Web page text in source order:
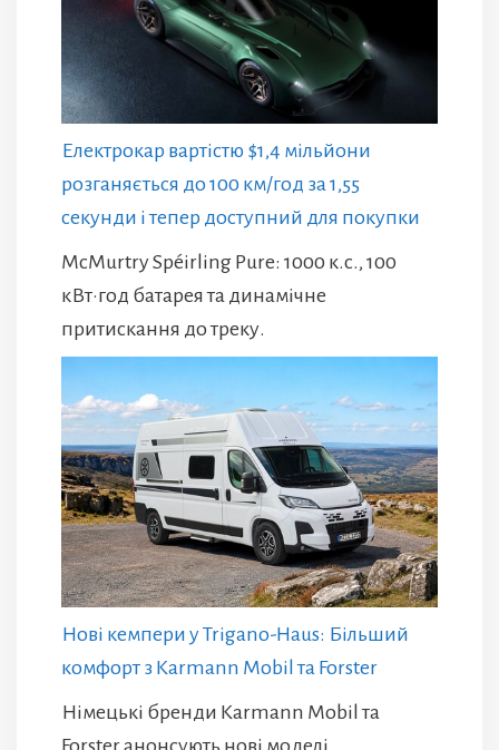
Електрокар вартістю $1,4 мільйони
розганяється до 100 км/год за 1,55
секунди і тепер доступний для покупки
McMurtry Spéirling Pure: 1000 к.с., 100
кВт·год батарея та динамічне
притискання до треку.
Нові кемпери у Trigano-Haus: Більший
комфорт з Karmann Mobil та Forster
Німецькі бренди Karmann Mobil та
Forster анонсують нові моделі